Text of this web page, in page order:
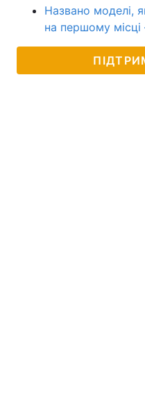
Названо моделі,
на першому